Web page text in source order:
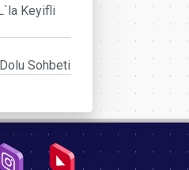
Keyifli
Sohbeti